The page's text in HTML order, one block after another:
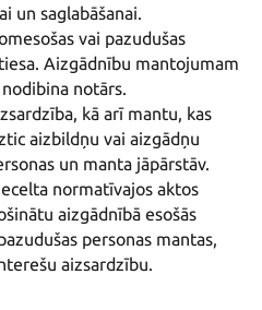
un saglabāšanai.
vai pazudušas
Aizgādnību mantojumam
notārs.
kā arī mantu, kas
aizbildņu vai aizgādņu
un manta jāpārstāv.
normatīvajos aktos
aizgādnībā esošās
personas mantas,
aizsardzību.